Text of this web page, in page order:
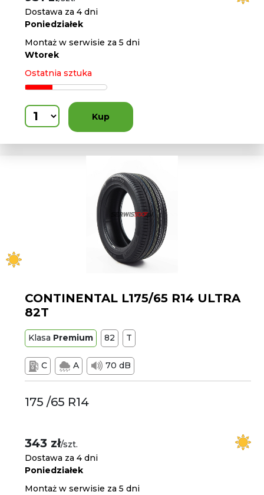
Dostawa za 4 dni
Poniedziałek
Montaż w serwisie za 5 dni
Wtorek
Ostatnia sztuka
Kup
CONTINENTAL L175/65 R14 ULTRA
82T
Klasa Premium 82 T
C A 70 dB
175 /65 R14
343 zł/szt.
Dostawa za 4 dni
Poniedziałek
Montaż w serwisie za 5 dni